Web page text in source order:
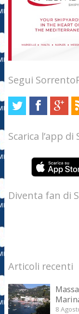
Segui
Scarica l’app
Diventa fan di
Articoli recenti
8